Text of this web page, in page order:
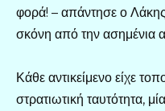
φορά! – απάντησε ο
σκόνη από την ασημένια
Κάθε αντικείμενο είχε
στρατιωτική ταυτότητα,